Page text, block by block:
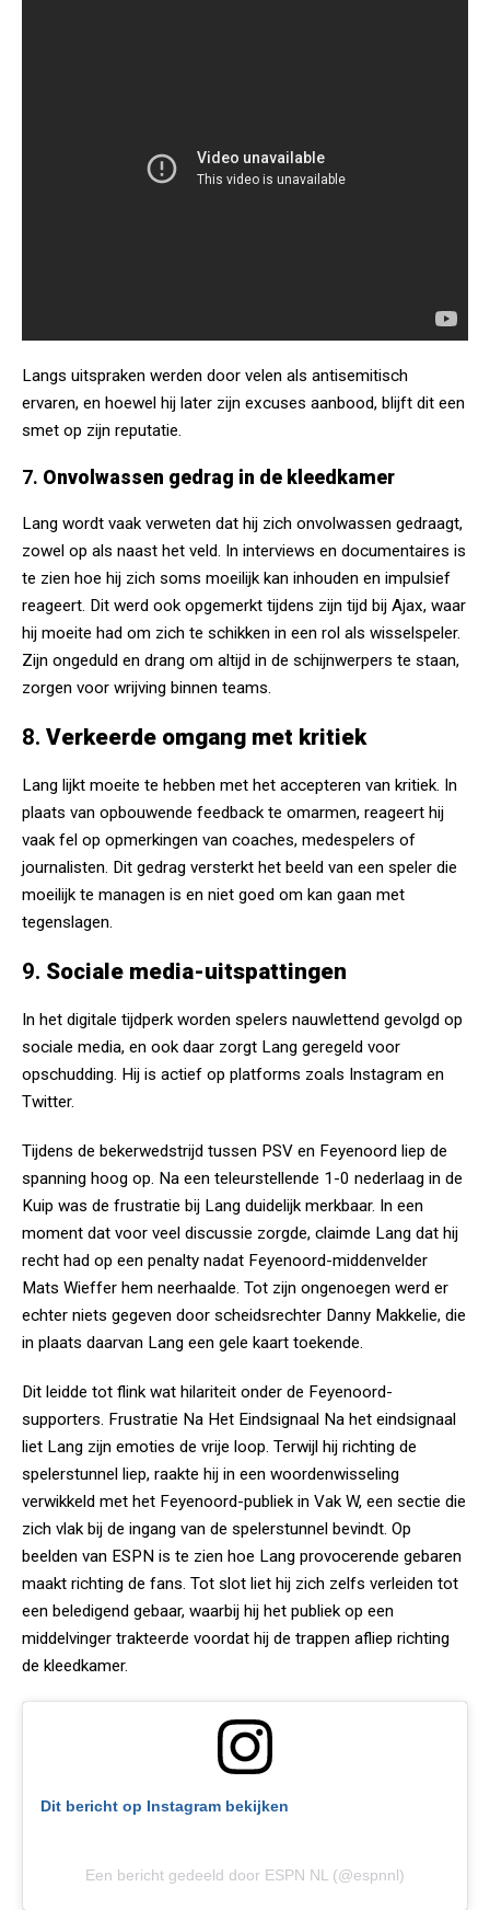
Langs uitspraken werden door velen als antisemitisch
ervaren, en hoewel hij later zijn excuses aanbood, blijft dit een
smet op zijn reputatie.
7. Onvolwassen gedrag in de kleedkamer
Lang wordt vaak verweten dat hij zich onvolwassen gedraagt,
zowel op als naast het veld. In interviews en documentaires is
te zien hoe hij zich soms moeilijk kan inhouden en impulsief
reageert. Dit werd ook opgemerkt tijdens zijn tijd bij Ajax, waar
hij moeite had om zich te schikken in een rol als wisselspeler​.
Zijn ongeduld en drang om altijd in de schijnwerpers te staan,
zorgen voor wrijving binnen teams.
8. Verkeerde omgang met kritiek
Lang lijkt moeite te hebben met het accepteren van kritiek. In
plaats van opbouwende feedback te omarmen, reageert hij
vaak fel op opmerkingen van coaches, medespelers of
journalisten. Dit gedrag versterkt het beeld van een speler die
moeilijk te managen is en niet goed om kan gaan met
tegenslagen​.
9. Sociale media-uitspattingen
In het digitale tijdperk worden spelers nauwlettend gevolgd op
sociale media, en ook daar zorgt Lang geregeld voor
opschudding. Hij is actief op platforms zoals Instagram en
Twitter.
Tijdens de bekerwedstrijd tussen PSV en Feyenoord liep de
spanning hoog op. Na een teleurstellende 1-0 nederlaag in de
Kuip was de frustratie bij Lang duidelijk merkbaar. In een
moment dat voor veel discussie zorgde, claimde Lang dat hij
recht had op een penalty nadat Feyenoord-middenvelder
Mats Wieffer hem neerhaalde. Tot zijn ongenoegen werd er
echter niets gegeven door scheidsrechter Danny Makkelie, die
in plaats daarvan Lang een gele kaart toekende.
Dit leidde tot flink wat hilariteit onder de Feyenoord-
supporters. Frustratie Na Het Eindsignaal Na het eindsignaal
liet Lang zijn emoties de vrije loop. Terwijl hij richting de
spelerstunnel liep, raakte hij in een woordenwisseling
verwikkeld met het Feyenoord-publiek in Vak W, een sectie die
zich vlak bij de ingang van de spelerstunnel bevindt. Op
beelden van ESPN is te zien hoe Lang provocerende gebaren
maakt richting de fans. Tot slot liet hij zich zelfs verleiden tot
een beledigend gebaar, waarbij hij het publiek op een
middelvinger trakteerde voordat hij de trappen afliep richting
de kleedkamer.
Dit bericht op Instagram bekijken
Een bericht gedeeld door ESPN NL (@espnnl)